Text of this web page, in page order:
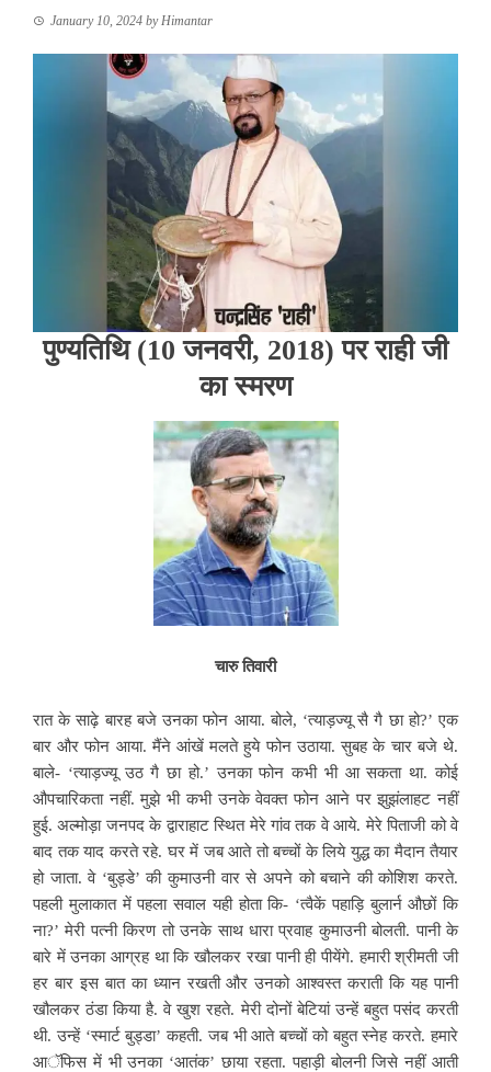
January 10, 2024 byHimantar
पुण्यतिथि (10 जनवरी, 2018) पर राही जी
का स्मरण
चारु तिवारी
रात के साढ़े बारह बजे उनका फोन आया. बोले, ‘त्याड़ज्यू सै गै छा हो?’ एक
बार और फोन आया. मैंने आंखें मलते हुये फोन उठाया. सुबह के चार बजे थे.
बाले- ‘त्याड़ज्यू उठ गै छा हो.’ उनका फोन कभी भी आ सकता था. कोई
औपचारिकता नहीं. मुझे भी कभी उनके वेवक्त फोन आने पर झुझंलाहट नहीं
हुई. अल्मोड़ा जनपद के द्वाराहाट स्थित मेरे गांव तक वे आये. मेरे पिताजी को वे
बाद तक याद करते रहे. घर में जब आते तो बच्चों के लिये युद्ध का मैदान तैयार
हो जाता. वे ‘बुड्डे’ की कुमाउनी वार से अपने को बचाने की कोशिश करते.
पहली मुलाकात में पहला सवाल यही होता कि- ‘त्वैकें पहाड़ि बुलार्न औछों कि
ना?’ मेरी पत्नी किरण तो उनके साथ धारा प्रवाह कुमाउनी बोलती. पानी के
बारे में उनका आग्रह था कि खौलकर रखा पानी ही पीयेंगे. हमारी श्रीमती जी
हर बार इस बात का ध्यान रखती और उनको आश्वस्त कराती कि यह पानी
खौलकर ठंडा किया है. वे खुश रहते. मेरी दोनों बेटियां उन्हें बहुत पसंद करती
थी. उन्हें ‘स्मार्ट बुड्डा’ कहती. जब भी आते बच्चों को बहुत स्नेह करते. हमारे
आॅफिस में भी उनका ‘आतंक’ छाया रहता. पहाड़ी बोलनी जिसे नहीं आती